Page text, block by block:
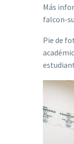
Más
falcon-
Pie de